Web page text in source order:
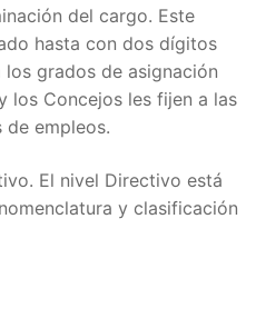
del cargo. Este
hasta con dos dígitos
grados de asignación
los Concejos les fijen a las
de empleos.
El nivel Directivo está
y clasificación